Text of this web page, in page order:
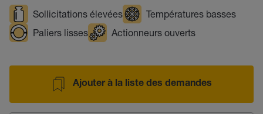
Sollicitations élevées
Températures basses
Paliers lisses
Actionneurs ouverts
Ajouter à la liste des demandes